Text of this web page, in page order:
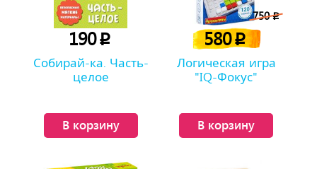
190p
Собирай-ка. Часть-
целое
В корзину
750p
580p
Логическая игра
"IQ-Фокус"
В корзину